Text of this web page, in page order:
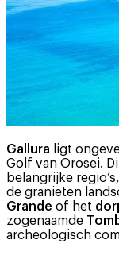
Gallura ligt
Golf van Orosei.
belangrijke
de granieten
Grande of het
zogenaamde
archeologisch